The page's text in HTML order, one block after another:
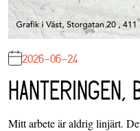
2026-06-24
HANTERINGEN,
Mitt arbete är aldrig linjärt.